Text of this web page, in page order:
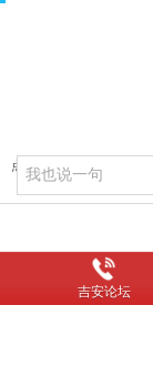
点击重新加载
吉安论坛